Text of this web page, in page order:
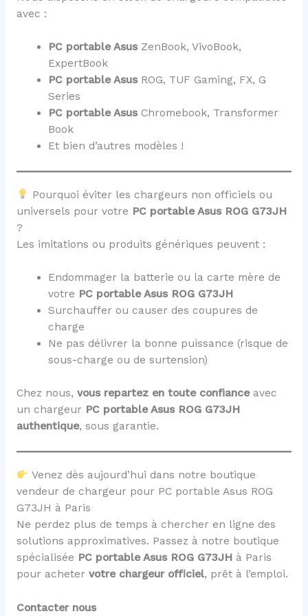
avec :
PC portable Asus ZenBook, VivoBook,
ExpertBook
PC portable Asus ROG, TUF Gaming, FX, G
Series
PC portable Asus Chromebook, Transformer
Book
Et bien d’autres modèles !
Pourquoi éviter les chargeurs non officiels ou
universels pour votre PC portable Asus ROG G73JH
?
Les imitations ou produits génériques peuvent :
Endommager la batterie ou la carte mère de
votre PC portable Asus ROG G73JH
Surchauffer ou causer des coupures de
charge
Ne pas délivrer la bonne puissance (risque de
sous-charge ou de surtension)
Chez nous, vous repartez en toute confianceavec
un chargeur PC portable Asus ROG G73JH
authentique, sous garantie.
Venez dès aujourd’hui dans notre boutique
vendeur de chargeur pour PC portable Asus ROG
G73JH à Paris
Ne perdez plus de temps à chercher en ligne des
solutions approximatives. Passez à notre boutique
spécialisée PC portable Asus ROG G73JH à Paris
pour acheter votre chargeur officiel, prêt à l’emploi.
Contacter nous